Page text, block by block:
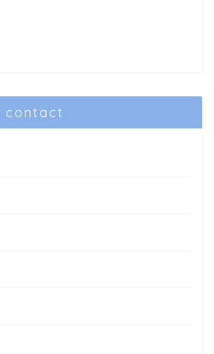
contact